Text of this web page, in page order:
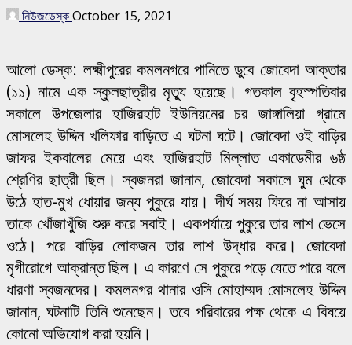
নিউজডেস্কOctober 15, 2021
আলো ডেস্ক: লক্ষ্মীপুরের কমলনগরে পানিতে ডুবে জোবেদা আক্তার
(১১) নামে এক স্কুলছাত্রীর মৃত্যু হয়েছে। গতকাল বৃহস্পতিবার
সকালে উপজেলার হাজিরহাট ইউনিয়নের চর জাঙ্গালিয়া গ্রামে
মোসলেহ উদ্দিন খলিফার বাড়িতে এ ঘটনা ঘটে। জোবেদা ওই বাড়ির
জাফর ইকবালের মেয়ে এবং হাজিরহাট মিল্লাত একাডেমীর ৬ষ্ঠ
শ্রেণির ছাত্রী ছিল। স্বজনরা জানান, জোবেদা সকালে ঘুম থেকে
উঠে হাত-মুখ ধোয়ার জন্য পুকুরে যায়। দীর্ঘ সময় ফিরে না আসায়
তাকে খোঁজাখুঁজি শুরু করে সবাই। একপর্যায়ে পুকুরে তার লাশ ভেসে
ওঠে। পরে বাড়ির লোকজন তার লাশ উদ্ধার করে। জোবেদা
মৃগীরোগে আক্রান্ত ছিল। এ কারণে সে পুকুরে পড়ে যেতে পারে বলে
ধারণা স্বজনদের। কমলনগর থানার ওসি মোহাম্মদ মোসলেহ উদ্দিন
জানান, ঘটনাটি তিনি শুনেছেন। তবে পরিবারের পক্ষ থেকে এ বিষয়ে
কোনো অভিযোগ করা হয়নি।